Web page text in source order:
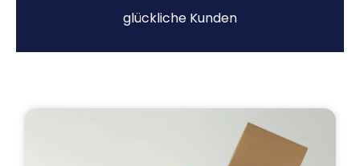
glückliche Kunden